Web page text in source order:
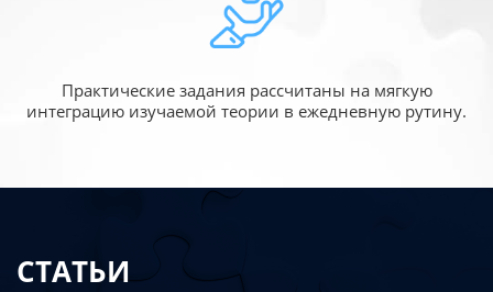
Практические задания рассчитаны на мягкую
интеграцию изучаемой теории в ежедневную рутину.
СТАТЬИ